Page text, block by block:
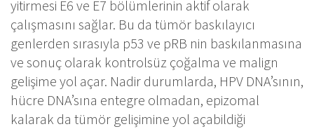
yitirmesi E6 ve E7 bölümlerinin aktif olarak
çalışmasını sağlar. Bu da tümör baskılayıcı
genlerden sırasıyla p53 ve pRB nin baskılanmasına
ve sonuç olarak kontrolsüz çoğalma ve malign
gelişime yol açar. Nadir durumlarda, HPV DNA’sının,
hücre DNA’sına entegre olmadan, epizomal
kalarak da tümör gelişimine yol açabildiği